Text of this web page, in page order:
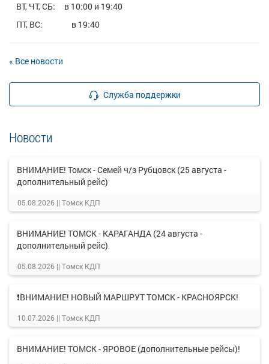
ВТ, ЧТ, СБ: в 10:00 и 19:40
ПТ, ВС: в 19:40
« Все новости
Служба поддержки
Новости
ВНИМАНИЕ! Томск - Семей ч/з Рубцовск (25 августа -
дополнительный рейс)
05.08.2026 || Томск КДП
ВНИМАНИЕ! ТОМСК - КАРАГАНДА (24 августа -
дополнительный рейс)
05.08.2026 || Томск КДП
❗ВНИМАНИЕ! НОВЫЙ МАРШРУТ ТОМСК - КРАСНОЯРСК!
10.07.2026 || Томск КДП
ВНИМАНИЕ! ТОМСК - ЯРОВОЕ (дополнительные рейсы)!